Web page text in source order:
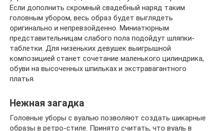
Если дополнить скромный свадебный наряд таким
головным убором, весь образ будет выглядеть
оригинально и непревзойденно. Миниатюрным
представительницам слабого пола подойдут шляпки-
таблетки. Для низеньких девушек выигрышной
композицией станет сочетание маленького цилиндрика,
обуви на высоченных шпильках и экстравагантного
платья.
Нежная загадка
Головные уборы с вуалью позволяют создать шикарные
образы в ретро-стиле. Принято считать, что вуаль в